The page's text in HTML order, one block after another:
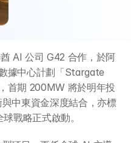
AI 公司 G42 合作，於阿
據中心計劃「Stargate
首期 200MW 將於明年投
中東資金深度結合，亦標
戰略正式啟動。